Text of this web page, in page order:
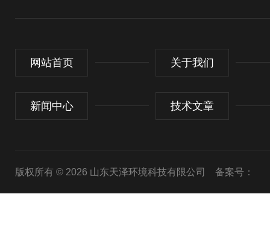
网站首页 关于我们
新闻中心 技术文章
版权所有 © 2026 山东天泽环境科技有限公司 备案号：